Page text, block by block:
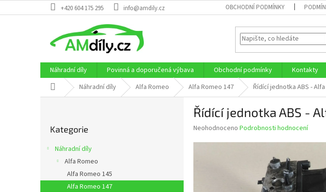
na
+420 604 175 295 info@amdily.cz OBCHODNÍ PODMÍNKY
Náhradní díly Povinná a doporučená výbava Obchodní podmínky
Kontakty
Domů Náhradní díly Alfa Romeo Alfa Romeo 147 Řídící jednotka ABS -
kategorie
Kategorie
Náhradní díly
Alfa Romeo
Alfa Romeo 145
Alfa Romeo 147
Řídící jednotka ABS -
Průměrné
Neohodnoceno Podrobnosti hodnocení